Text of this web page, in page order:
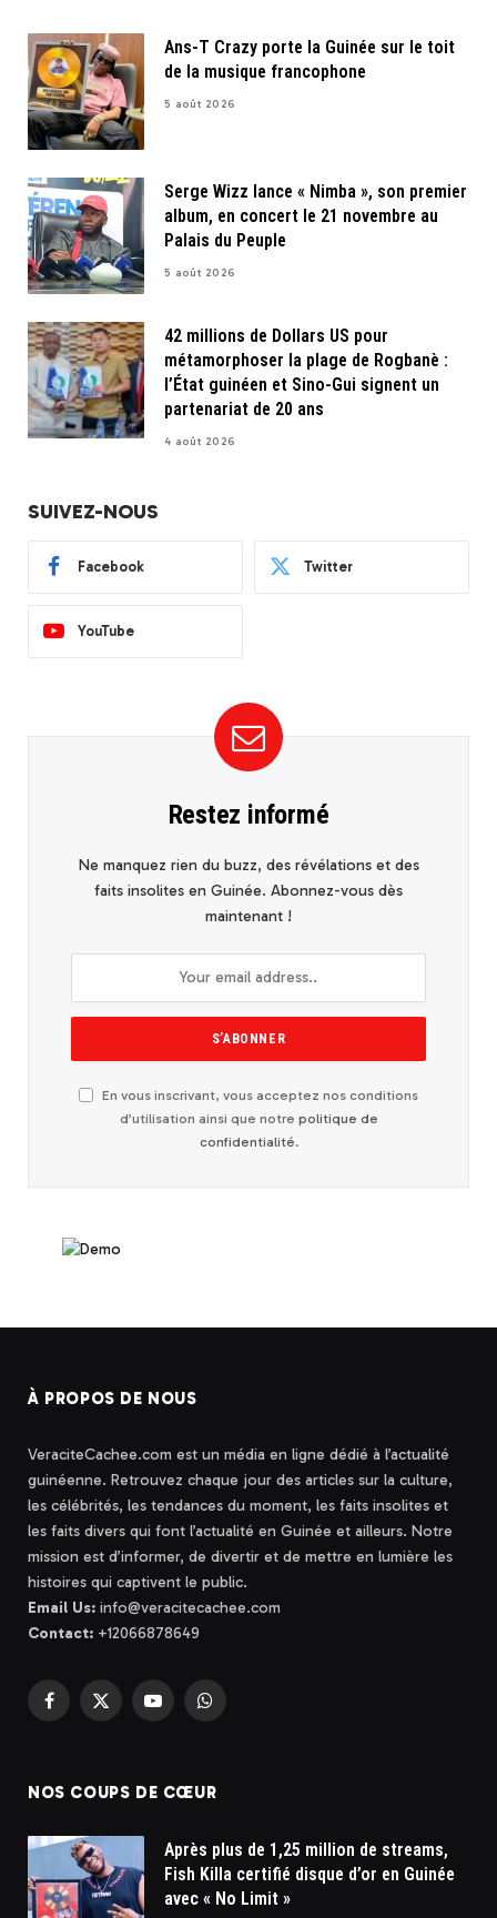
Ans-T Crazy porte la Guinée sur le toit
de la musique francophone
5 août 2026
Serge Wizz lance « Nimba », son premier
album, en concert le 21 novembre au
Palais du Peuple
5 août 2026
42 millions de Dollars US pour
métamorphoser la plage de Rogbanè :
l’État guinéen et Sino-Gui signent un
partenariat de 20 ans
4 août 2026
SUIVEZ-NOUS
Facebook Twitter
YouTube
Restez informé
Ne manquez rien du buzz, des révélations et des
faits insolites en Guinée. Abonnez-vous dès
maintenant !
En vous inscrivant, vous acceptez nos conditions
d’utilisation ainsi que notre politique de
confidentialité.
À PROPOS DE NOUS
VeraciteCachee.com est un média en ligne dédié à l’actualité
guinéenne. Retrouvez chaque jour des articles sur la culture,
les célébrités, les tendances du moment, les faits insolites et
les faits divers qui font l’actualité en Guinée et ailleurs. Notre
mission est d’informer, de divertir et de mettre en lumière les
histoires qui captivent le public.
Email Us: info@veracitecachee.com
Contact: +12066878649
Facebook
X
YouTubeWhatsApp
NOS COUPS DE CŒUR
Après plus de 1,25 million de streams,
Fish Killa certifié disque d’or en Guinée
avec « No Limit »